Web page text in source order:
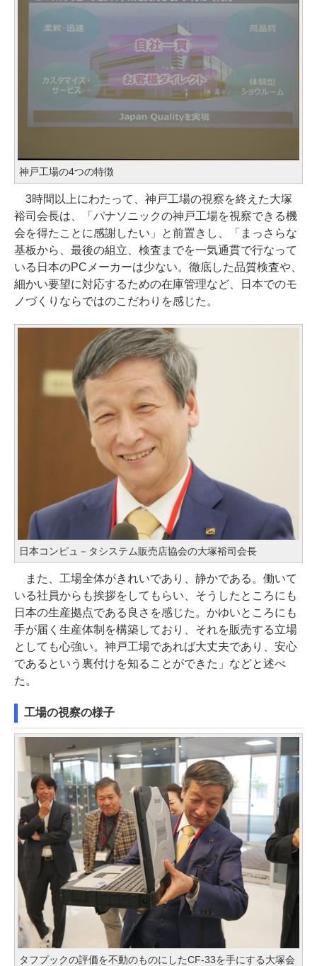
神戸工場の4つの特徴
3時間以上にわたって、神戸工場の視察を終えた大塚
裕司会長は、「パナソニックの神戸工場を視察できる機
会を得たことに感謝したい」と前置きし、「まっさらな
基板から、最後の組立、検査までを一気通貫で行なって
いる日本のPCメーカーは少ない。徹底した品質検査や、
細かい要望に対応するための在庫管理など、日本でのモ
ノづくりならではのこだわりを感じた。
日本コンピュ－タシステム販売店協会の大塚裕司会長
また、工場全体がきれいであり、静かである。働いて
いる社員からも挨拶をしてもらい、そうしたところにも
日本の生産拠点である良さを感じた。かゆいところにも
手が届く生産体制を構築しており、それを販売する立場
としても心強い。神戸工場であれば大丈夫であり、安心
であるという裏付けを知ることができた」などと述べ
た。
工場の視察の様子
タフプックの評価を不動のものにしたCF-33を手にする大塚会